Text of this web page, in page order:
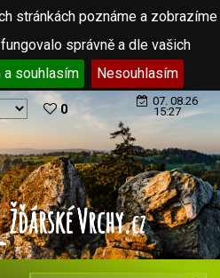
stránkách poznáme a zobrazíme
správně a dle vašich
a souhlasím Nesouhlasím
0
07. 08.26
15:27